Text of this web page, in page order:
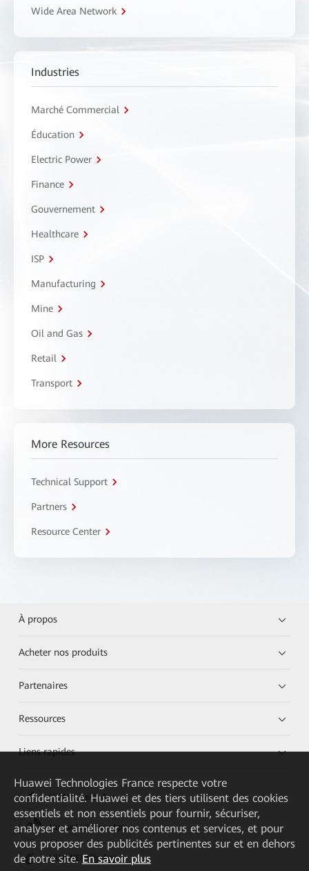
Wide Area Network
Industries
Marché Commercial
Éducation
Electric Power
Finance
Gouvernement
Healthcare
ISP
Manufacturing
Mine
Oil and Gas
Retail
Transport
More Resources
Technical Support
Partners
Resource Center
À propos
Acheter nos produits
Partenaires
Ressources
Liens rapides
HUAWEI eKit App
Huawei HiKnow App
HUAWEI eFly App
Huawei Technologies France respecte votre
confidentialité. Huawei et des tiers utilisent des cookies
essentiels et non essentiels pour fournir, sécuriser,
analyser et améliorer nos contenus et services, et pour
vous proposer des publicités pertinentes sur et en dehors
de notre site. En savoir plus